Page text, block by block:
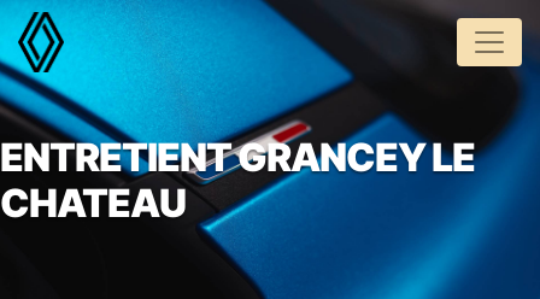
Panneau de gestion des cookies
ENTRETIENT GRANCEY LE
CHATEAU